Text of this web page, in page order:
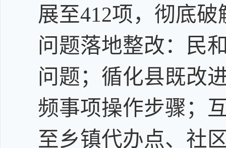
展至412项，彻底
问题落地整改：民
问题；循化县既改
频事项操作步骤；
至乡镇代办点、社